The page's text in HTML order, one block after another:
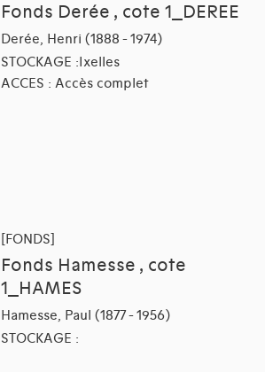
Fonds Derée , cote 1_DEREE
Derée, Henri (1888 - 1974)
STOCKAGE :Ixelles
ACCES : Accès complet
[FONDS]
Fonds Hamesse , cote
1_HAMES
Hamesse, Paul (1877 - 1956)
STOCKAGE :